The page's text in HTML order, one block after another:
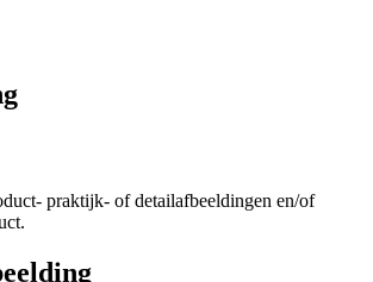
praktijk- of detailafbeeldingen en/of